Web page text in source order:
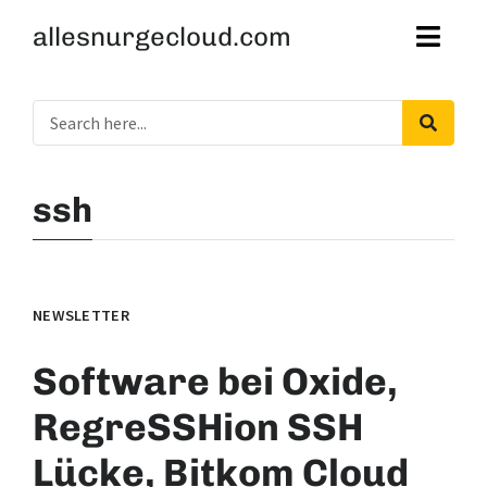
allesnurgecloud.com
ssh
NEWSLETTER
Software bei Oxide,
RegreSSHion SSH
Lücke, Bitkom Cloud